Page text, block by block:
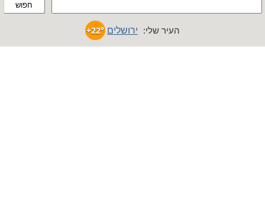
חפוש
אמריקה
העיר שלי: ירושלים +22°